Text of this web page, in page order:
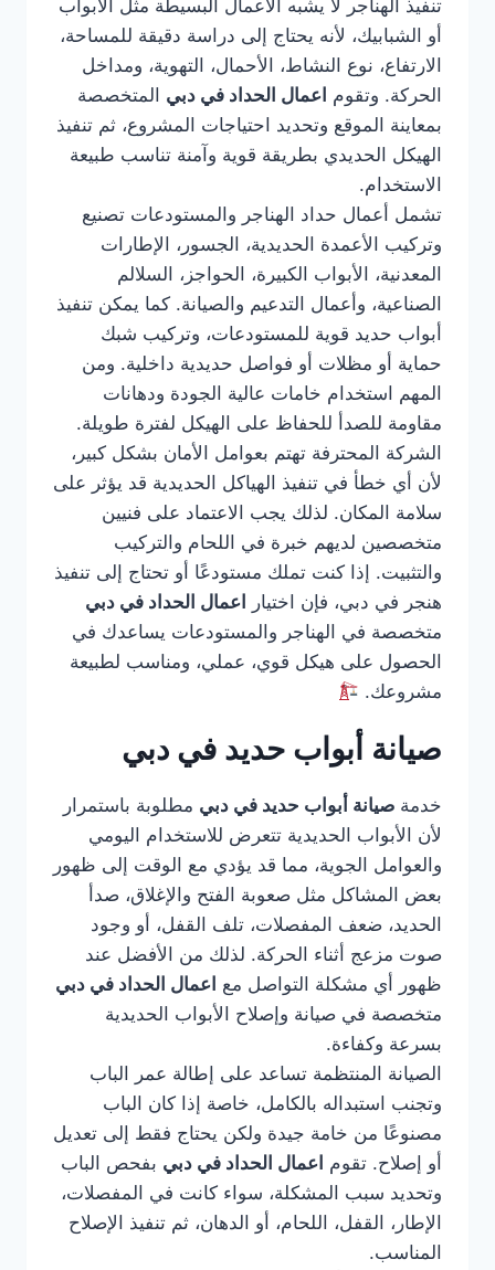
تنفيذ الهناجر لا يشبه الأعمال البسيطة مثل الأبواب
أو الشبابيك، لأنه يحتاج إلى دراسة دقيقة للمساحة،
الارتفاع، نوع النشاط، الأحمال، التهوية، ومداخل
الحركة. وتقوم اعمال الحداد في دبي المتخصصة
بمعاينة الموقع وتحديد احتياجات المشروع، ثم تنفيذ
الهيكل الحديدي بطريقة قوية وآمنة تناسب طبيعة
الاستخدام.
تشمل أعمال حداد الهناجر والمستودعات تصنيع
وتركيب الأعمدة الحديدية، الجسور، الإطارات
المعدنية، الأبواب الكبيرة، الحواجز، السلالم
الصناعية، وأعمال التدعيم والصيانة. كما يمكن تنفيذ
أبواب حديد قوية للمستودعات، وتركيب شبك
حماية أو مظلات أو فواصل حديدية داخلية. ومن
المهم استخدام خامات عالية الجودة ودهانات
مقاومة للصدأ للحفاظ على الهيكل لفترة طويلة.
الشركة المحترفة تهتم بعوامل الأمان بشكل كبير،
لأن أي خطأ في تنفيذ الهياكل الحديدية قد يؤثر على
سلامة المكان. لذلك يجب الاعتماد على فنيين
متخصصين لديهم خبرة في اللحام والتركيب
والتثبيت. إذا كنت تملك مستودعًا أو تحتاج إلى تنفيذ
هنجر في دبي، فإن اختيار
اعمال الحداد في دبي
متخصصة في الهناجر والمستودعات يساعدك في
الحصول على هيكل قوي، عملي، ومناسب لطبيعة
مشروعك.
صيانة أبواب حديد في دبي
خدمة صيانة أبواب حديد في دبي مطلوبة باستمرار
لأن الأبواب الحديدية تتعرض للاستخدام اليومي
والعوامل الجوية، مما قد يؤدي مع الوقت إلى ظهور
بعض المشاكل مثل صعوبة الفتح والإغلاق، صدأ
الحديد، ضعف المفصلات، تلف القفل، أو وجود
صوت مزعج أثناء الحركة. لذلك من الأفضل عند
ظهور أي مشكلة التواصل مع اعمال الحداد في دبي
متخصصة في صيانة وإصلاح الأبواب الحديدية
بسرعة وكفاءة.
الصيانة المنتظمة تساعد على إطالة عمر الباب
وتجنب استبداله بالكامل، خاصة إذا كان الباب
مصنوعًا من خامة جيدة ولكن يحتاج فقط إلى تعديل
أو إصلاح. تقوم اعمال الحداد في دبي بفحص الباب
وتحديد سبب المشكلة، سواء كانت في المفصلات،
الإطار، القفل، اللحام، أو الدهان، ثم تنفيذ الإصلاح
المناسب.